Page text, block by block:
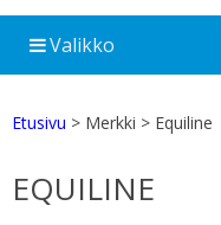
Valikko
Etusivu > Merkki > Equiline
EQUILINE